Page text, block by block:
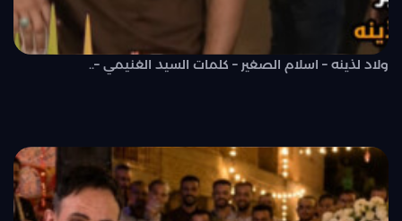
ولاد لذينه – اسلام الصغير – كلمات السيد الغنيمي –..